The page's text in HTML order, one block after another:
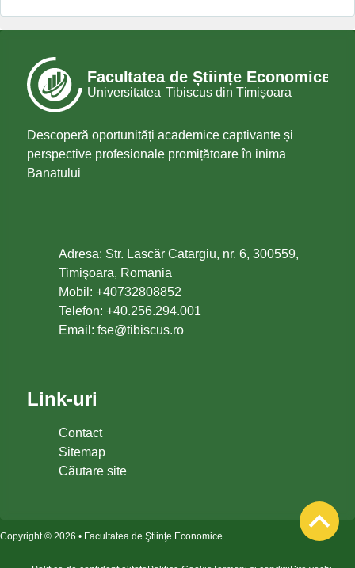
Descoperă oportunități academice captivante și
perspective profesionale promițătoare în inima
Banatului
Adresa: Str. Lascăr Catargiu, nr. 6, 300559,
Timişoara, Romania
Mobil: +40732808852
Telefon: +40.256.294.001
Email: or.sucsibit@esf
Link-uri
Contact
Sitemap
Căutare site
Copyright © 2026 • Facultatea de Ştiinţe Economice